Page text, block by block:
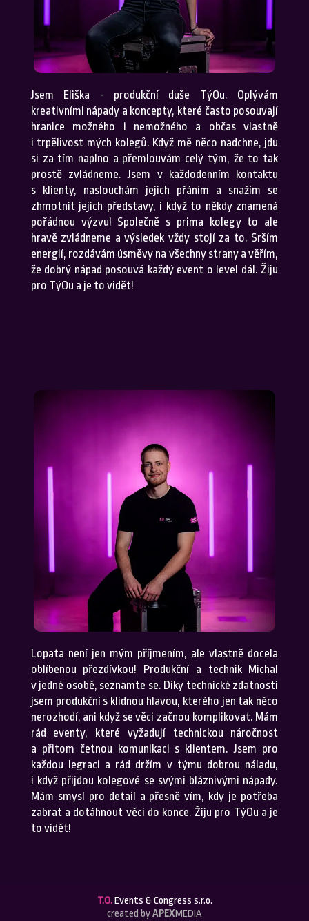
Jsem Eliška - produkční duše TýOu. Oplývám
kreativními nápady a koncepty, které často posouvají
hranice možného i nemožného a občas vlastně
i trpělivost mých kolegů. Když mě něco nadchne, jdu
si za tím naplno a přemlouvám celý tým, že to tak
prostě zvládneme. Jsem v každodenním kontaktu
s klienty, naslouchám jejich přáním a snažím se
zhmotnit jejich představy, i když to někdy znamená
pořádnou výzvu! Společně s prima kolegy to ale
hravě zvládneme a výsledek vždy stojí za to. Srším
energií, rozdávám úsměvy na všechny strany a věřím,
že dobrý nápad posouvá každý event o level dál. Žiju
pro TýOu a je to vidět!
Lopata není jen mým příjmením, ale vlastně docela
oblíbenou přezdívkou! Produkční a technik Michal
v jedné osobě, seznamte se. Díky technické zdatnosti
jsem produkční s klidnou hlavou, kterého jen tak něco
nerozhodí, ani když se věci začnou komplikovat. Mám
rád eventy, které vyžadují technickou náročnost
a přitom četnou komunikaci s klientem. Jsem pro
každou legraci a rád držím v týmu dobrou náladu,
i když přijdou kolegové se svými bláznivými nápady.
Mám smysl pro detail a přesně vím, kdy je potřeba
zabrat a dotáhnout věci do konce. Žiju pro TýOu a je
to vidět!
T.O.Events & Congress s.r.o.
created byAPEXMEDIA